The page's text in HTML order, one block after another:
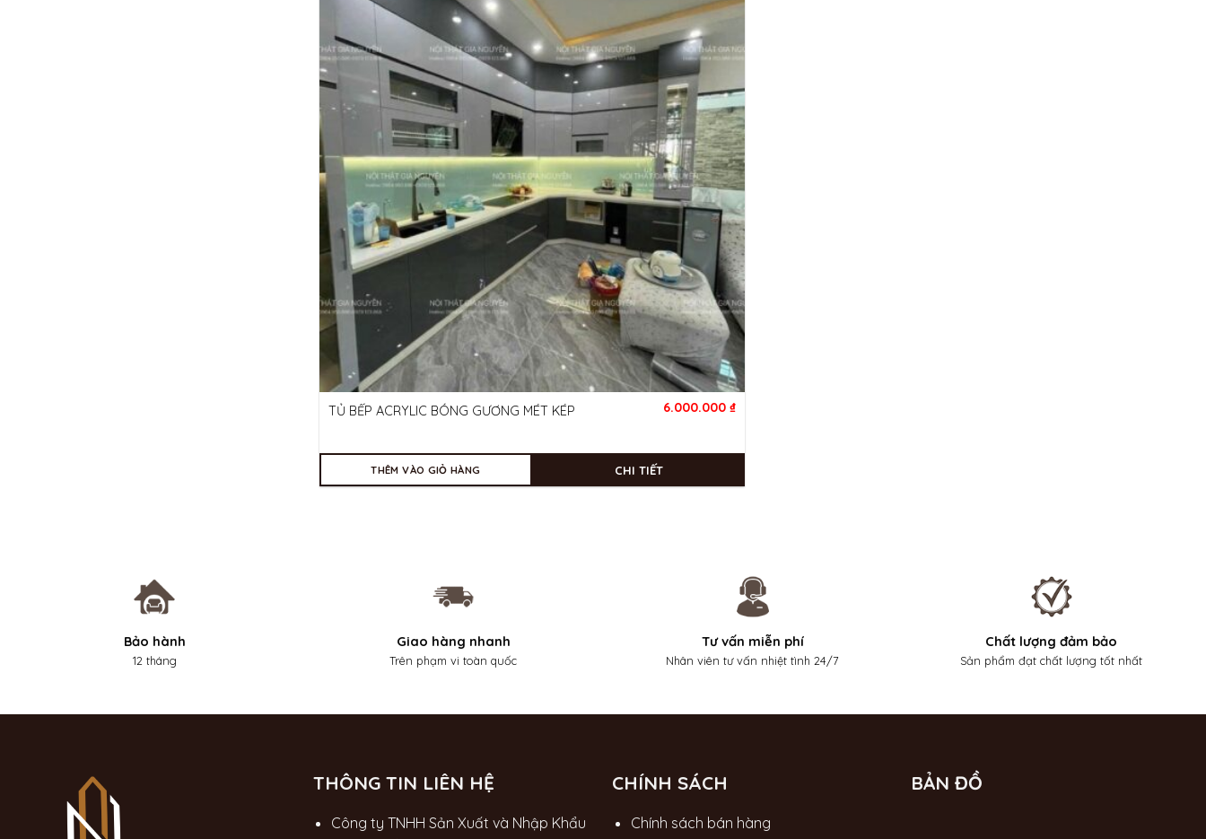
TỦ BẾP ACRYLIC BÓNG GƯƠNG MÉT KÉP 6.000.000₫
THÊM VÀO GIỎ HÀNG CHI TIẾT
Bảo hành
12 tháng
Giao hàng nhanh
Trên phạm vi toàn quốc
Tư vấn miễn phí
Nhân viên tư vấn nhiệt tình 24/7
Chất lượng đảm bảo
Sản phẩm đạt chất lượng tốt nhất
THÔNG TIN LIÊN HỆ
Công ty TNHH Sản Xuất và Nhập Khẩu
CHÍNH SÁCH
Chính sách bán hàng
BẢN ĐỒ